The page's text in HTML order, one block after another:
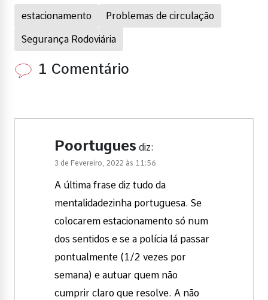
estacionamento Problemas de circulação
Segurança Rodoviária
1 Comentário
Poortugues diz:
3 de Fevereiro, 2022 às 11:56
A última frase diz tudo da
mentalidadezinha portuguesa. Se
colocarem estacionamento só num
dos sentidos e se a polícia lá passar
pontualmente (1/2 vezes por
semana) e autuar quem não
cumprir claro que resolve. A não